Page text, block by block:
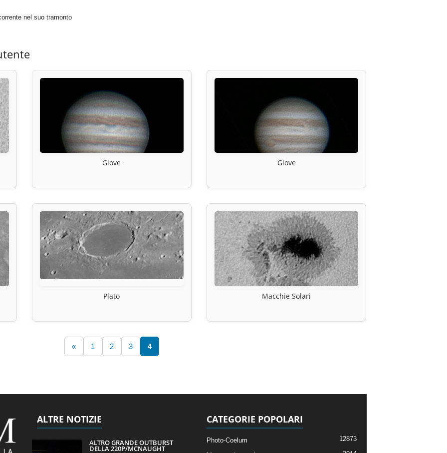
nel suo tramonto
Giove Giove
Plato Macchie Solari
« 1 2 3 4
ALTRE NOTIZIE
ALTRO GRANDE OUTBURST
DELLA 220P/MCNAUGHT
CATEGORIE POPOLARI
Photo-Coelum 12873